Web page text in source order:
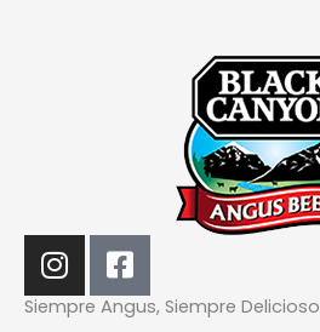
I
n
s
F
a
c
Siempre Angus, Siempre Delicioso